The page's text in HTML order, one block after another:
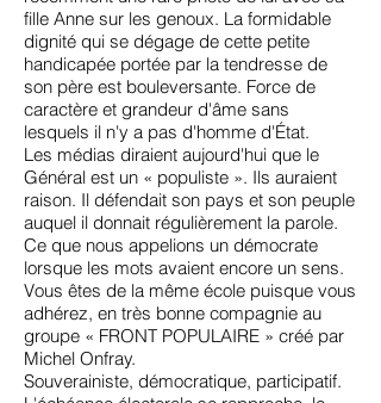
fille Anne sur les genoux. La formidable
dignité qui se dégage de cette petite
handicapée portée par la tendresse de
son père est bouleversante. Force de
caractère et grandeur d'âme sans
lesquels il n'y a pas d'homme d'État.
Les médias diraient aujourd'hui que le
Général est un « populiste ». Ils auraient
raison. Il défendait son pays et son peuple
auquel il donnait régulièrement la parole.
Ce que nous appelions un démocrate
lorsque les mots avaient encore un sens.
Vous êtes de la même école puisque vous
adhérez, en très bonne compagnie au
groupe « FRONT POPULAIRE » créé par
Michel Onfray.
Souverainiste, démocratique, participatif.